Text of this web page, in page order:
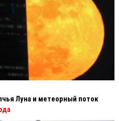
Луна и метеорный поток